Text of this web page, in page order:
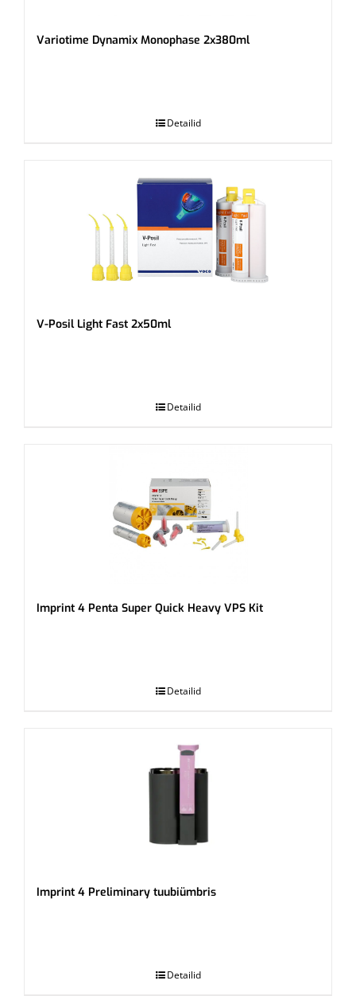
Variotime Dynamix Monophase 2x380ml
Detailid
V-Posil Light Fast 2x50ml
Detailid
Imprint 4 Penta Super Quick Heavy VPS Kit
Detailid
Imprint 4 Preliminary tuubiümbris
Detailid